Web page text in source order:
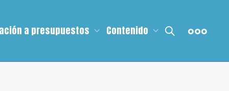
a presupuestos Contenido